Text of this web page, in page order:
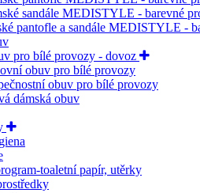
sandále MEDISTYLE - barevné
pantofle a sandále MEDISTYLE -
pro bílé provozy - dovoz
obuv pro bílé provozy
obuv pro bílé provozy
dámská obuv
toaletní papír, utěrky